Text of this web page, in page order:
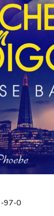
97-0